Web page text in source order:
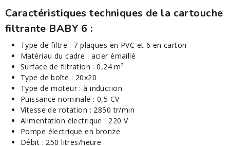
Caractéristiques techniques de la cartouche
filtrante BABY 6 :
Type de filtre : 7 plaques en PVC et 6 en carton
Matériau du cadre : acier émaillé
Surface de filtration : 0,24 m²
Type de boîte : 20x20
Type de moteur : à induction
Puissance nominale : 0,5 CV
Vitesse de rotation : 2850 tr/min
Alimentation électrique : 220 V
Pompe électrique en bronze
Débit : 250 litres/heure